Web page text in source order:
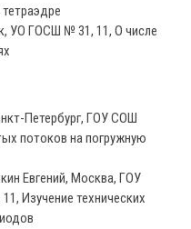
УО ГОСШ № 31, 11, О числе
Петербург, ГОУ СОШ
потоков на погружную
Евгений, Москва, ГОУ
Изучение технических